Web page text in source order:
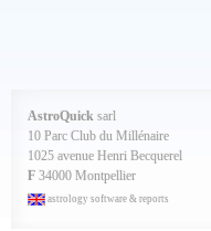
AstroQuick sarl
10 Parc Club du Millénaire
1025 avenue Henri Becquerel
F 34000 Montpellier
astrology software & reports